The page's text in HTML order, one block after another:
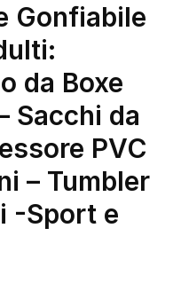
Gonfiabile
da Boxe
Sacchi da
PVC
– Tumbler
-Sport e